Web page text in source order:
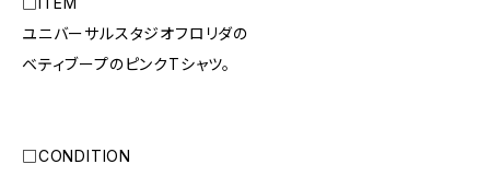
ユニバーサルスタジオフロリダの
ベティブープのピンクTシャツ。
□CONDITION